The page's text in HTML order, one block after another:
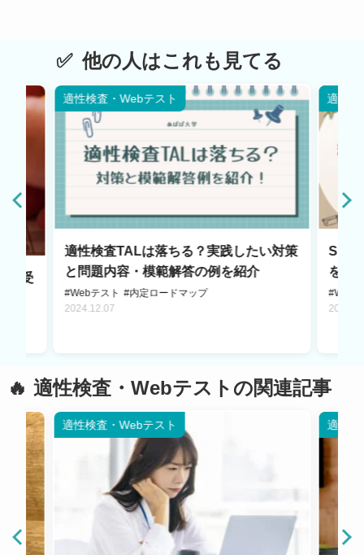
他の人はこれも見てる
？受
適性検査・Webテスト
適性検査TALは落ちる？実践したい対策
と問題内容・模範解答の例を紹介
#Webテスト #内定ロードマップ
2024.12.07
適性
SHL
を解
#Web
適性検査・Webテストの関連記事
適性検査・Webテスト 適性